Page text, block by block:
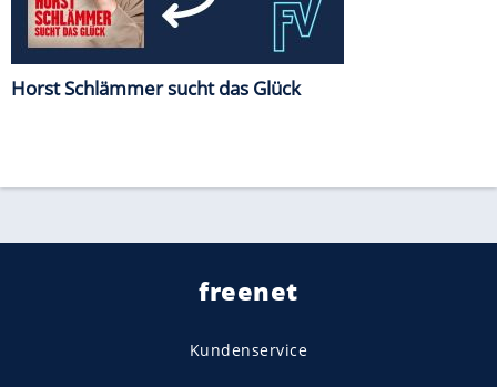
Horst Schlämmer sucht das Glück
freenet
Kundenservice